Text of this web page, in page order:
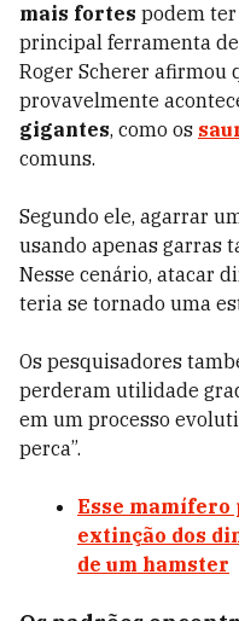
mais fortes podem
principal ferramenta
Roger Scherer afirmou
provavelmente
gigantes, como os
comuns.
Segundo ele, agarrar
usando apenas garras
Nesse cenário, atacar
teria se tornado uma
Os pesquisadores
perderam utilidade
em um processo
perca”.
Esse mamífero
extinção dos
de um hamster